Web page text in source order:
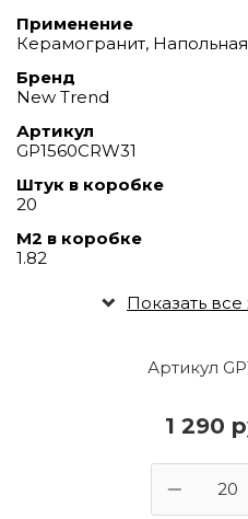
Артикул
1 290
Применение
Керамогранит, Напольная
Бренд
New Trend
Артикул
GP1560CRW31
Штук в коробке
20
М2 в коробке
1.82
Показать